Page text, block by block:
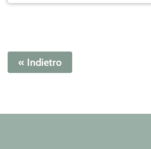
« Indietro